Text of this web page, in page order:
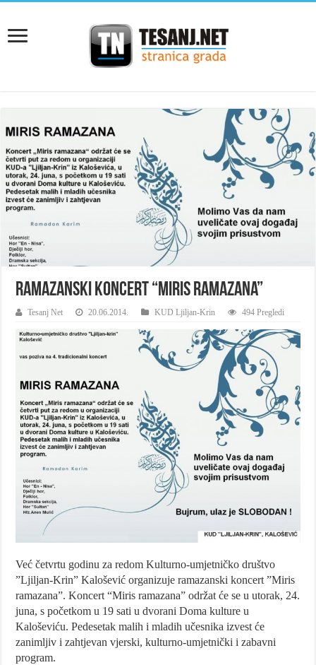
Ramazanski koncert “Miris ramazana”
Tesanj Net 20.06.2014. KUD Ljiljan-Krin 494 Pregledi
Već četvrtu godinu za redom Kulturno-umjetničko društvo
”Ljiljan-Krin” Kalošević organizuje ramazanski koncert ”Miris
ramazana”. Koncert “Miris ramazana” održat će se u utorak, 24.
juna, s početkom u 19 sati u dvorani Doma kulture u
Kaloševiću. Pedesetak malih i mladih učesnika izvest će
zanimljiv i zahtjevan vjerski, kulturno-umjetnički i zabavni
program.